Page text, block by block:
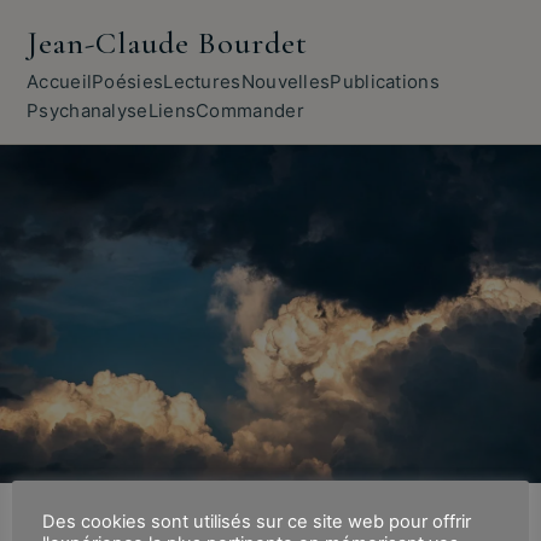
Jean-Claude Bourdet
AccueilPoésiesLecturesNouvellesPublications
PsychanalyseLiensCommander
NOUVELLES · 18 JANVIER 2022
Des cookies sont utilisés sur ce site web pour offrir